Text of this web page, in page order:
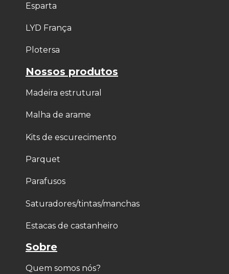
Esparta
LYD França
Plotersa
Nossos produtos
Madeira estrutural
Malha de arame
Kits de escurecimento
Parquet
Parafusos
Saturadores/tintas/manchas
Estacas de castanheiro
Sobre
Quem somos nós?